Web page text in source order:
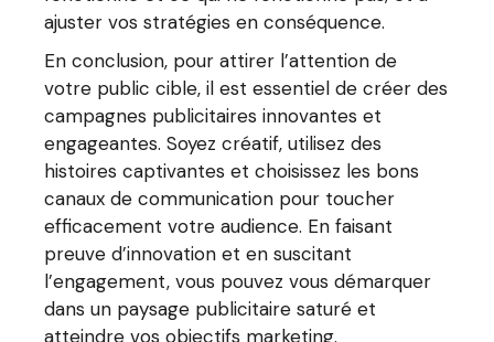
ajuster vos stratégies en conséquence.
En conclusion, pour attirer l’attention de
votre public cible, il est essentiel de créer des
campagnes publicitaires innovantes et
engageantes. Soyez créatif, utilisez des
histoires captivantes et choisissez les bons
canaux de communication pour toucher
efficacement votre audience. En faisant
preuve d’innovation et en suscitant
l’engagement, vous pouvez vous démarquer
dans un paysage publicitaire saturé et
atteindre vos objectifs marketing.